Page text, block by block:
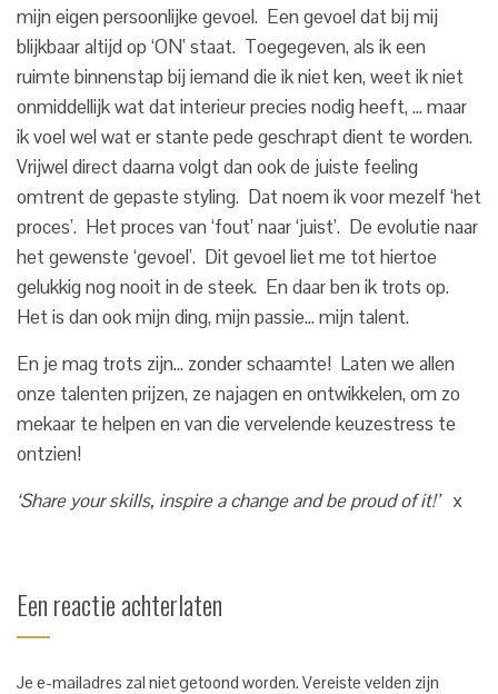
mijn eigen persoonlijke gevoel. Een gevoel dat bij mij
blijkbaar altijd op ‘ON’ staat. Toegegeven, als ik een
ruimte binnenstap bij iemand die ik niet ken, weet ik niet
onmiddellijk wat dat interieur precies nodig heeft, … maar
ik voel wel wat er stante pede geschrapt dient te worden.
Vrijwel direct daarna volgt dan ook de juiste feeling
omtrent de gepaste styling. Dat noem ik voor mezelf ‘het
proces’. Het proces van ‘fout’ naar ‘juist’. De evolutie naar
het gewenste ‘gevoel’. Dit gevoel liet me tot hiertoe
gelukkig nog nooit in de steek. En daar ben ik trots op.
Het is dan ook mijn ding, mijn passie… mijn talent.
En je mag trots zijn… zonder schaamte! Laten we allen
onze talenten prijzen, ze najagen en ontwikkelen, om zo
mekaar te helpen en van die vervelende keuzestress te
ontzien!
‘Share your skills, inspire a change and be proud of it!’ x
Een reactie achterlaten
Je e-mailadres zal niet getoond worden. Vereiste velden zijn